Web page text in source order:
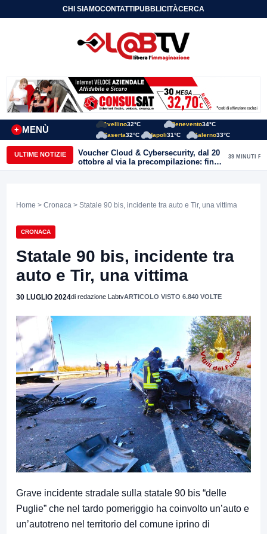
CHI SIAMOCONTATTIPUBBLICITÀCERCA
MENÙ
+
Avellino32°C Benevento34°C
Caserta32°C Napoli31°C Salerno33°C
ULTIME NOTIZIE
Voucher Cloud & Cybersecurity, dal 20
ottobre al via la precompilazione: fino
a 20mila euro a fondo perduto per
39 MINUTI FA
Home > Cronaca > Statale 90 bis, incidente tra auto e Tir, una vittima
CRONACA
Statale 90 bis, incidente tra
auto e Tir, una vittima
30 LUGLIO 2024di redazione LabtvARTICOLO VISTO 6.840 VOLTE
Grave incidente stradale sulla statale 90 bis “delle
Puglie” che nel tardo pomeriggio ha coinvolto un’auto e
un’autotreno nel territorio del comune iprino di